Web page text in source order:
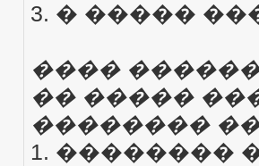
3. � �����
����
�� �����
��������
1. ��������